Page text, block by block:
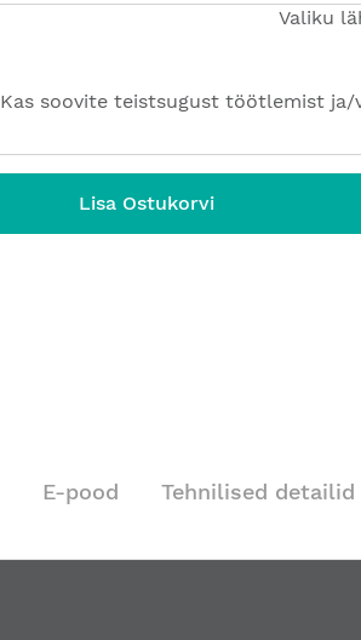
Valiku
Kas soovite teistsugust töötlemist ja/
Lisa Ostukorvi
E-pood Tehnilised detailid